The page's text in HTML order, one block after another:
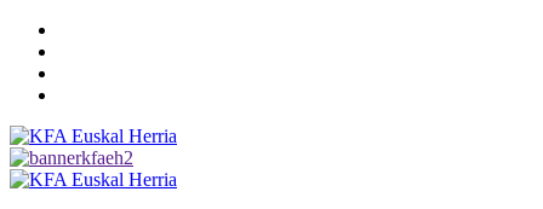
Saltar
contenido
Menú